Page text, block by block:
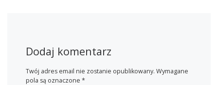
Dodaj komentarz
Twój adres email nie zostanie opublikowany. Wymagane
pola są oznaczone *